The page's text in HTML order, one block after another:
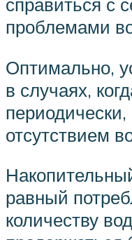
проблемами
Оптимально,
в случаях,
периодически,
отсутствием
равный
количеству